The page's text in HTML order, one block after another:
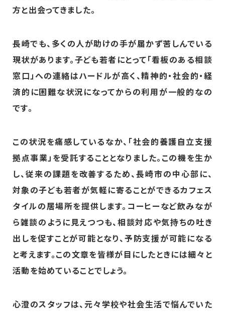
方と出会ってきました。
長崎でも、多くの人が助けの手が届かず苦しんでいる
現状があります。子ども若者にとって「看板のある相談
窓口」への連絡はハードルが高く、精神的・社会的・経
済的に困難な状況になってからの利用が一般的なの
です。
この状況を痛感しているなか、「社会的養護自立支援
拠点事業」を受託することとなりました。この機を生か
し、従来の課題を改善するため、長崎市の中心部に、
対象の子ども若者が気軽に寄ることができるカフェス
タイルの居場所を提供します。コーヒーなど飲みなが
ら雑談のように見えつつも、相談対応や気持ちの吐き
出しを促すことが可能となり、予防支援が可能になる
と考えます。この文章を皆様が目にしたときには細々と
活動を始めていることでしょう。
心澄のスタッフは、元々学校や社会生活で悩んでいた